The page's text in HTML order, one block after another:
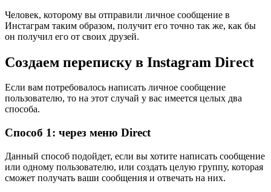
Человек, которому вы отправили личное сообщение в
Инстаграм таким образом, получит его точно так же, как бы
он получил его от своих друзей.
Создаем переписку в Instagram Direct
Если вам потребовалось написать личное сообщение
пользователю, то на этот случай у вас имеется целых два
способа.
Способ 1: через меню Direct
Данный способ подойдет, если вы хотите написать сообщение
или одному пользователю, или создать целую группу, которая
сможет получать ваши сообщения и отвечать на них.